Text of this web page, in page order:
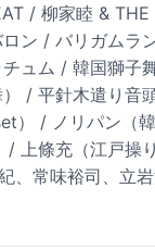
/ 柳家睦 &
ン / バリガムラ
チュム / 韓国獅子
/ 平針木遣り音
） / ノリパン（
/ 上條充（江戸操
、常味裕司、立岩